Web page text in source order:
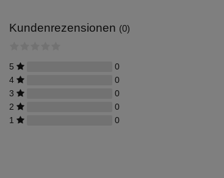
Kundenrezensionen (0)
5
0
4
0
3
0
2
0
1
0